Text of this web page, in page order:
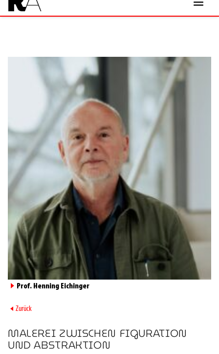
► Prof. Henning Eichinger
► Zurück
MALEREI ZWISCHEN FIGURATION
UND ABSTRAKTION